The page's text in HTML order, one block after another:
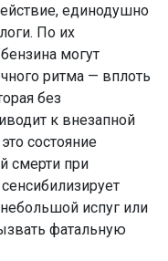
единодушно
По их
могут
ритма — вплоть
без
к внезапной
состояние
смерти при
испуг или
фатальную